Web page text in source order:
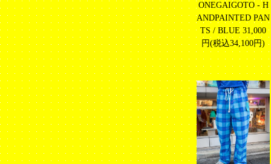
ONEGAIGOTO - H
ANDPAINTED PAN
TS / BLUE 31,000
円(税込34,100円)